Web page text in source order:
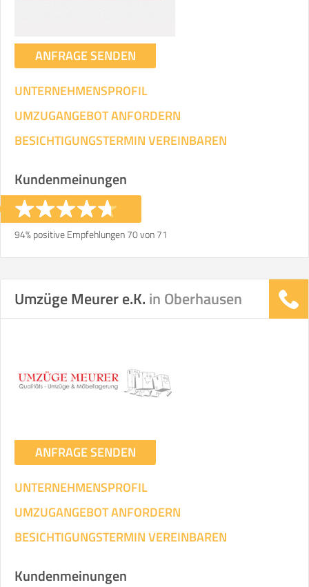
ANFRAGE SENDEN
UNTERNEHMENSPROFIL
UMZUGANGEBOT ANFORDERN
BESICHTIGUNGSTERMIN VEREINBAREN
Kundenmeinungen
94% positive Empfehlungen 70 von 71
Umzüge Meurer e.K. in Oberhausen
ANFRAGE SENDEN
UNTERNEHMENSPROFIL
UMZUGANGEBOT ANFORDERN
BESICHTIGUNGSTERMIN VEREINBAREN
Kundenmeinungen